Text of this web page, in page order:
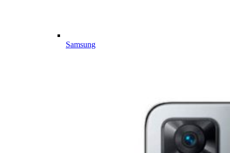
Samsung